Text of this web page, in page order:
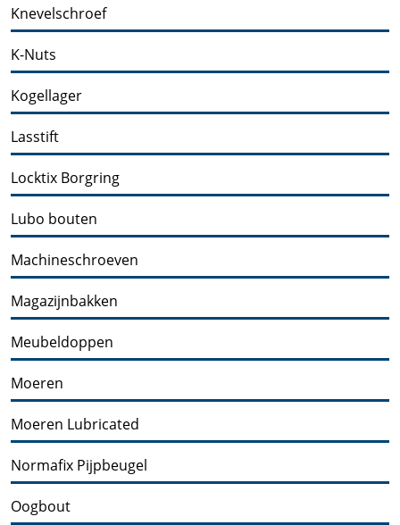
Knevelschroef
K-Nuts
Kogellager
Lasstift
Locktix Borgring
Lubo bouten
Machineschroeven
Magazijnbakken
Meubeldoppen
Moeren
Moeren Lubricated
Normafix Pijpbeugel
Oogbout